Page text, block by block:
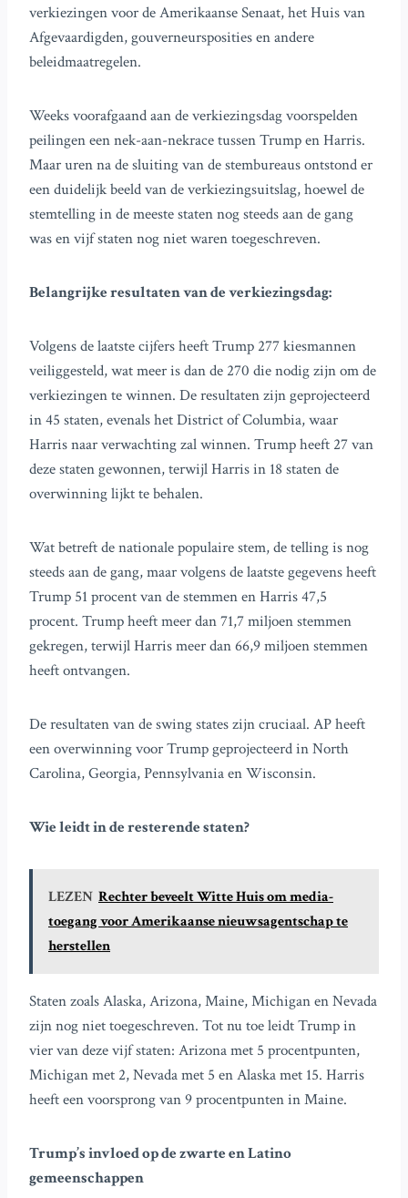
verkiezingen voor de Amerikaanse Senaat, het Huis van
Afgevaardigden, gouverneursposities en andere
beleidmaatregelen.
Weeks voorafgaand aan de verkiezingsdag voorspelden
peilingen een nek-aan-nekrace tussen Trump en Harris.
Maar uren na de sluiting van de stembureaus ontstond er
een duidelijk beeld van de verkiezingsuitslag, hoewel de
stemtelling in de meeste staten nog steeds aan de gang
was en vijf staten nog niet waren toegeschreven.
Belangrijke resultaten van de verkiezingsdag:
Volgens de laatste cijfers heeft Trump 277 kiesmannen
veiliggesteld, wat meer is dan de 270 die nodig zijn om de
verkiezingen te winnen. De resultaten zijn geprojecteerd
in 45 staten, evenals het District of Columbia, waar
Harris naar verwachting zal winnen. Trump heeft 27 van
deze staten gewonnen, terwijl Harris in 18 staten de
overwinning lijkt te behalen.
Wat betreft de nationale populaire stem, de telling is nog
steeds aan de gang, maar volgens de laatste gegevens heeft
Trump 51 procent van de stemmen en Harris 47,5
procent. Trump heeft meer dan 71,7 miljoen stemmen
gekregen, terwijl Harris meer dan 66,9 miljoen stemmen
heeft ontvangen.
De resultaten van de swing states zijn cruciaal. AP heeft
een overwinning voor Trump geprojecteerd in North
Carolina, Georgia, Pennsylvania en Wisconsin.
Wie leidt in de resterende staten?
LEZEN Rechter beveelt Witte Huis om media-
toegang voor Amerikaanse nieuwsagentschap te
herstellen
Staten zoals Alaska, Arizona, Maine, Michigan en Nevada
zijn nog niet toegeschreven. Tot nu toe leidt Trump in
vier van deze vijf staten: Arizona met 5 procentpunten,
Michigan met 2, Nevada met 5 en Alaska met 15. Harris
heeft een voorsprong van 9 procentpunten in Maine.
Trump’s invloed op de zwarte en Latino
gemeenschappen